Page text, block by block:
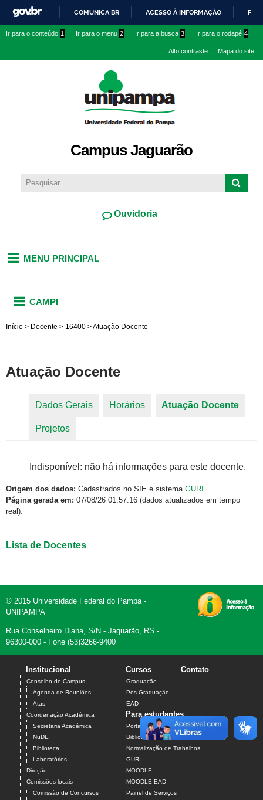
conteúdo
IR
O
COMUNICA BR ACESSO À INFORMAÇÃO
Ir para o conteúdo 1 Ir para o menu 2 Ir para a busca 3 Ir para o rodapé 4
Alto contraste Mapa do site
Campus Jaguarão
Ouvidoria
MENU PRINCIPAL
CAMPI
Início > Docente > 16400 >Atuação Docente
Atuação Docente
Dados Gerais Horários Atuação Docente
Projetos
Indisponível: não há informações para este docente.
Origem dos dados: Cadastrados no SIE e sistema GURI .
Página gerada em: 07/08/26 01:57:16 (dados atualizados em tempo
real).
Lista de Docentes
© 2015 Universidade Federal do Pampa -
UNIPAMPA
Rua Conselheiro Diana, S/N - Jaguarão, RS -
96300-000 - Fone (53)3266-9400
Institucional
Conselho de Campus
Agenda de Reuniões
Atas
Coordenação Acadêmica
Secretaria Acadêmica
NuDE
Biblioteca
Laboratórios
Direção
Comissões locais
Comissão de Concursos
Cursos
Graduação
Pós-Graduação
EAD
Contato
Para estudantes
Portal do Aluno
Biblioteca Web
Normalização de Trabalhos
GURI
MOODLE
MOODLE EAD
Painel de Serviços